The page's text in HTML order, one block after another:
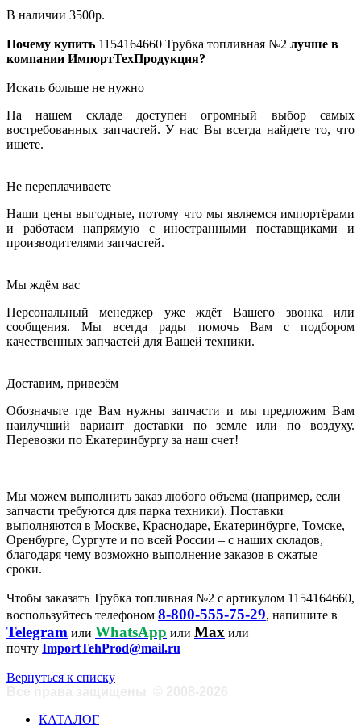
В наличии 3500р.
Почему купить 1154164660 Трубка топливная №2 лучше в
компании ИмпортТехПродукция?
Искать больше не нужно
На нашем складе доступен огромный выбор самых
востребованных запчастей. У нас Вы всегда найдете то, что
ищете.
Не переплачиваете
Наши цены выгодные, потому что мы являемся импортёрами
и работаем напрямую с иностранными поставщиками и
производителями запчастей.
Мы ждём вас
Персональный менеджер уже ждёт Вашего звонка или
сообщения. Мы всегда рады помочь Вам с подбором
качественных запчастей для Вашей техники.
Доставим, привезём
Обозначьте где Вам нужны запчасти и мы предложим Вам
наилучший вариант доставки по земле или по воздуху.
Перевозки по Екатеринбургу за наш счет!
Мы можем выполнить заказ любого объема (например, если
запчасти требуются для парка техники). Поставки
выполняются в Москве, Краснодаре, Екатеринбурге, Томске,
Оренбурге, Сургуте и по всей России – с наших складов,
благодаря чему возможно выполнение заказов в сжатые
сроки.
Чтобы заказать Трубка топливная №2 с артикулом 1154164660,
воспользуйтесь телефоном 8-800-555-75-29, напишите в
Telegram или WhatsApp или Max или
почту ImportTehProd@mail.ru
Вернуться к списку
КАТАЛОГ